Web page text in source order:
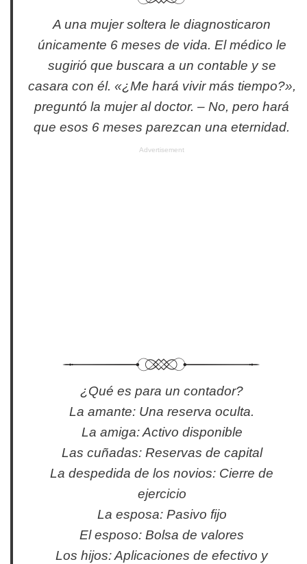
A una mujer soltera le diagnosticaron
únicamente 6 meses de vida. El médico le
sugirió que buscara a un contable y se
casara con él. «¿Me hará vivir más tiempo?»,
preguntó la mujer al doctor. – No, pero hará
que esos 6 meses parezcan una eternidad.
Advertisement
¿Qué es para un contador?
La amante: Una reserva oculta.
La amiga: Activo disponible
Las cuñadas: Reservas de capital
La despedida de los novios: Cierre de
ejercicio
La esposa: Pasivo fijo
El esposo: Bolsa de valores
Los hijos: Aplicaciones de efectivo y